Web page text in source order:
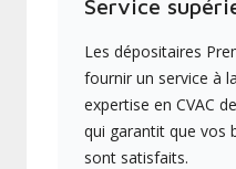
Service
Les dépositaires
fournir un service à
expertise en CVAC
qui garantit que vos
sont satisfaits.